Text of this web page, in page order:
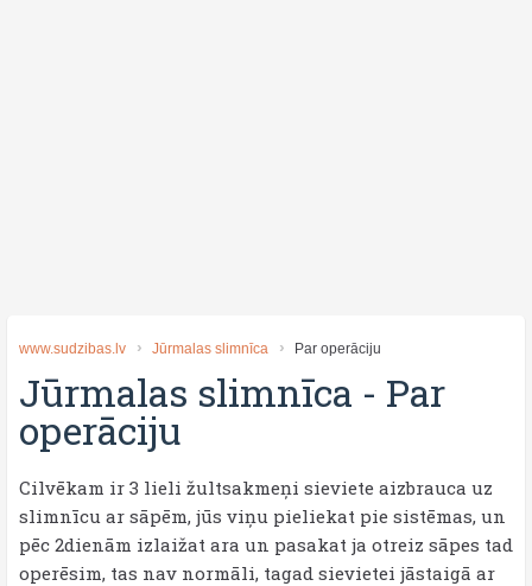
www.sudzibas.lv Jūrmalas slimnīca Par operāciju
Jūrmalas slimnīca - Par
operāciju
Cilvēkam ir 3 lieli žultsakmeņi sieviete aizbrauca uz
slimnīcu ar sāpēm, jūs viņu pieliekat pie sistēmas, un
pēc 2dienām izlaižat ara un pasakat ja otreiz sāpes tad
operēsim, tas nav normāli, tagad sievietei jāstaigā ar